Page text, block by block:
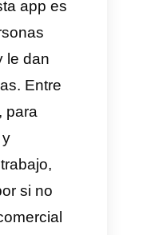
de las
más
Si le
amigo,
diariamente,
de que este
No está de